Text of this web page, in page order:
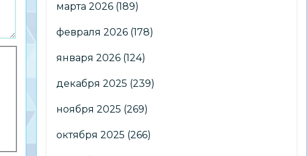
марта 2026 (189)
февраля 2026 (178)
января 2026 (124)
декабря 2025 (239)
ноября 2025 (269)
октября 2025 (266)